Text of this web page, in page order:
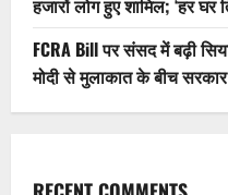
FCRA Bill पर संसद में बढ़ी
मोदी से मुलाकात के बीच